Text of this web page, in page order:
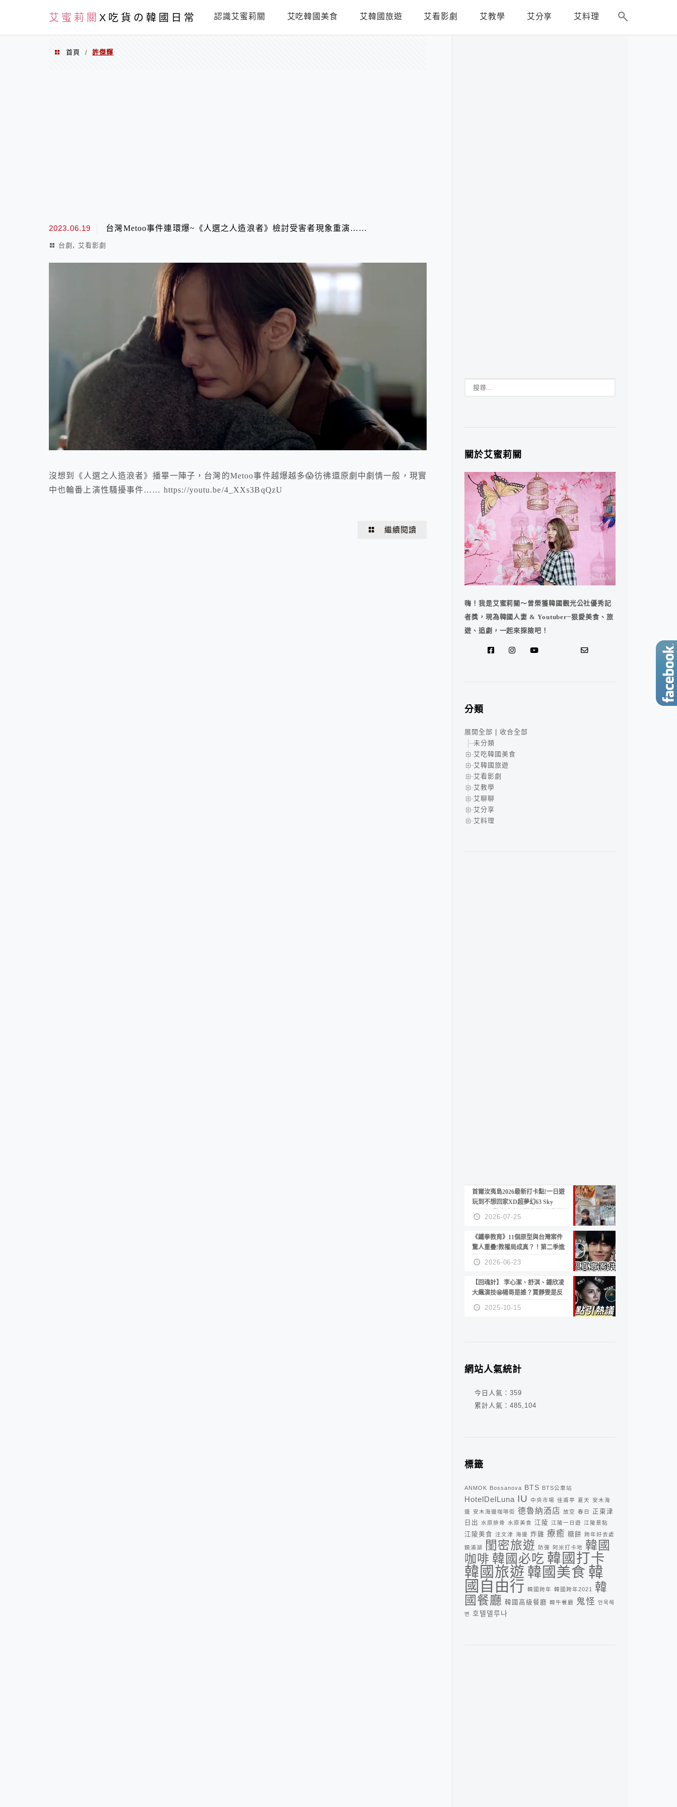
艾蜜莉關 X吃貨の韓國日常 認識艾蜜莉關 艾吃韓國美食 艾韓國旅遊 艾看影劇 艾教學 艾分享 艾料理
首頁 / 許傑輝
2023.06.19 台灣Metoo事件連環爆~《人選之人造浪者》檢討受害者現象重演……
台劇 , 艾看影劇
沒想到《人選之人造浪者》播畢一陣子，台灣的Metoo事件越爆越多😱彷彿還原劇中劇情一般，現實
中也輪番上演性騷擾事件…… https://youtu.be/4_XXs3BqQzU
繼續閱讀
關於艾蜜莉關
嗨！我是艾蜜莉關～曾榮獲韓國觀光公社優秀記
者獎，現為韓國人妻 & Youtuber~狠愛美食、旅
遊、追劇，一起來探險吧！
分類
展開全部
收合全部
未分類
艾吃韓國美食
艾韓國旅遊
艾看影劇
艾教學
艾聊聊
艾分享
艾料理
首爾汝夷島2026最新打卡點!一日遊
玩到不想回家XD超夢幻63 Sky
Picnic、鷺良津帝王蟹大餐、《淚之
女王》拍攝地、漢江公園免費玩水
2026-07-25
《鐵拳教育》11個原型與台灣案件
驚人重疊!教權局成真？！第二季進
度？😍
2026-06-23
【回魂計】 李心潔、舒淇、鍾欣凌
大飆演技🤩楊哥是誰？賈靜雯是反
派？死刑還是私刑正義
2025-10-15
網站人氣統計
今日人氣： 359
累計人氣： 485,104
標籤
ANMOK Bossanova BTS BTS公車站
HotelDelLuna IU 中央市場 佳甫亭 夏天 安木海
邊 安木海邊咖啡街 德魯納酒店 放空 春日
正東津
日出 水原排骨 水原美食 江陵 江陵一日遊 江陵景點
江陵美食 注文津 海邊 炸雞 療癒 糖餅 跨年好去處
鏡浦湖 閨密旅遊 防彈 阿米打卡地
韓國
咖啡 韓國必吃 韓國打卡
韓國旅遊 韓國美食 韓
國自由行 韓國跨年 韓國跨年2021
韓
國餐廳 韓國高級餐廳 韓牛餐廳 鬼怪 안목해
변
호텔델루나